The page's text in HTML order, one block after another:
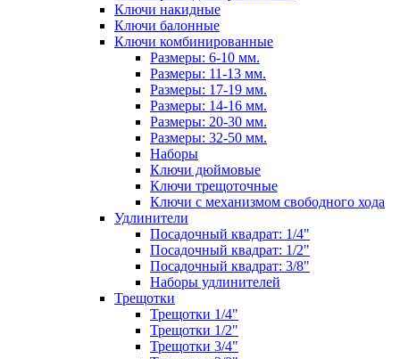
Ключи накидные
Ключи балонные
Ключи комбинированные
Размеры: 6-10 мм.
Размеры: 11-13 мм.
Размеры: 17-19 мм.
Размеры: 14-16 мм.
Размеры: 20-30 мм.
Размеры: 32-50 мм.
Наборы
Ключи дюймовые
Ключи трещоточные
Ключи с механизмом свободного хода
Удлинители
Посадочный квадрат: 1/4"
Посадочный квадрат: 1/2"
Посадочный квадрат: 3/8"
Наборы удлинителей
Трещотки
Трещотки 1/4"
Трещотки 1/2"
Трещотки 3/4"